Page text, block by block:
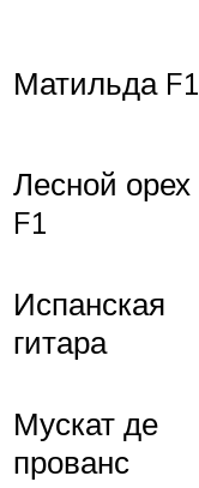
Матильда F1
Лесной орех
F1
Испанская
гитара
Мускат де
прованс